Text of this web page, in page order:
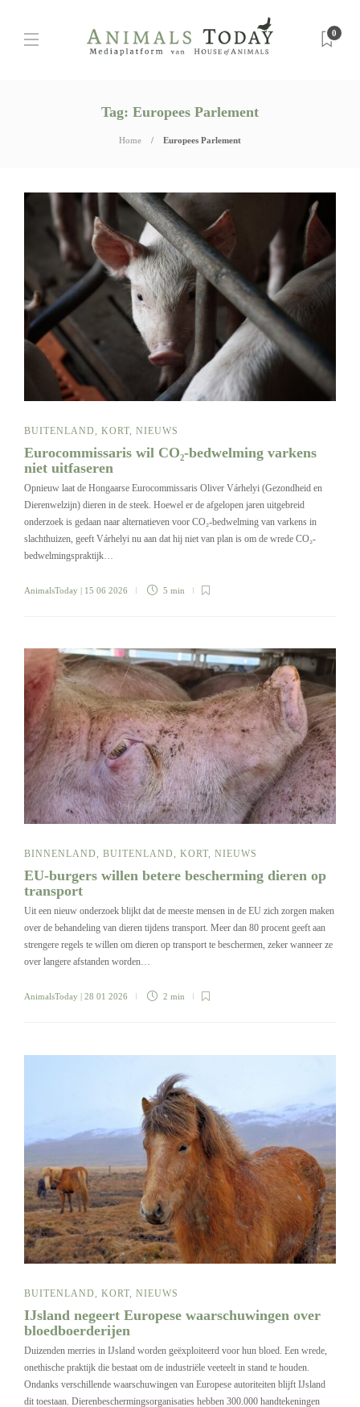
0
Tag: Europees Parlement
Home Europees Parlement
BUITENLAND KORT NIEUWS
Eurocommissaris wil CO₂-bedwelming varkens
niet uitfaseren
Opnieuw laat de Hongaarse Eurocommissaris Oliver Várhelyi (Gezondheid en
Dierenwelzijn) dieren in de steek. Hoewel er de afgelopen jaren uitgebreid
onderzoek is gedaan naar alternatieven voor CO₂-bedwelming van varkens in
slachthuizen, geeft Várhelyi nu aan dat hij niet van plan is om de wrede CO₂-
bedwelmingspraktijk…
AnimalsToday | 15 06 2026 5 min
BINNENLAND, BUITENLAND, KORT, NIEUWS
EU-burgers willen betere bescherming dieren op
transport
Uit een nieuw onderzoek blijkt dat de meeste mensen in de EU zich zorgen maken
over de behandeling van dieren tijdens transport. Meer dan 80 procent geeft aan
strengere regels te willen om dieren op transport te beschermen, zeker wanneer ze
over langere afstanden worden…
AnimalsToday | 28 01 2026 2 min
BUITENLAND KORT NIEUWS
IJsland negeert Europese waarschuwingen over
bloedboerderijen
Duizenden merries in IJsland worden geëxploiteerd voor hun bloed. Een wrede,
onethische praktijk die bestaat om de industriële veeteelt in stand te houden.
Ondanks verschillende waarschuwingen van Europese autoriteiten blijft IJsland
dit toestaan. Dierenbeschermingsorganisaties hebben 300.000 handtekeningen